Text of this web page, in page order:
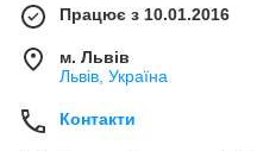
Працює з 10.01.2016
м. Львів
Львів, Україна
Контакти